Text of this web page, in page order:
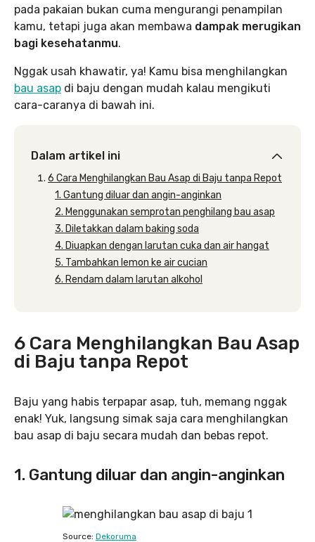
pada pakaian bukan cuma mengurangi penampilan
kamu, tetapi juga akan membawa dampak merugikan
bagi kesehatanmu.
Nggak usah khawatir, ya! Kamu bisa menghilangkan
bau asap di baju dengan mudah kalau mengikuti
cara-caranya di bawah ini.
Dalam artikel ini
6 Cara Menghilangkan Bau Asap di Baju tanpa Repot
1. Gantung diluar dan angin-anginkan
2. Menggunakan semprotan penghilang bau asap
3. Diletakkan dalam baking soda
4. Diuapkan dengan larutan cuka dan air hangat
5. Tambahkan lemon ke air cucian
6. Rendam dalam larutan alkohol
6 Cara Menghilangkan Bau Asap
di Baju tanpa Repot
Baju yang habis terpapar asap, tuh, memang nggak
enak! Yuk, langsung simak saja cara menghilangkan
bau asap di baju secara mudah dan bebas repot.
1. Gantung diluar dan angin-anginkan
Source: Dekoruma